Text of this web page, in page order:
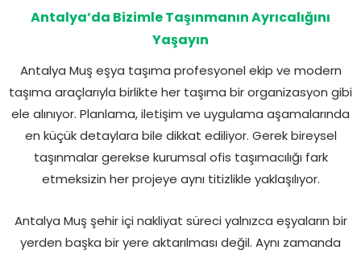
Antalya’da Bizimle Taşınmanın Ayrıcalığını
Yaşayın
Antalya Muş eşya taşıma profesyonel ekip ve modern
taşıma araçlarıyla birlikte her taşıma bir organizasyon gibi
ele alınıyor. Planlama, iletişim ve uygulama aşamalarında
en küçük detaylara bile dikkat ediliyor. Gerek bireysel
taşınmalar gerekse kurumsal ofis taşımacılığı fark
etmeksizin her projeye aynı titizlikle yaklaşılıyor.
Antalya Muş şehir içi nakliyat süreci yalnızca eşyaların bir
yerden başka bir yere aktarılması değil. Aynı zamanda